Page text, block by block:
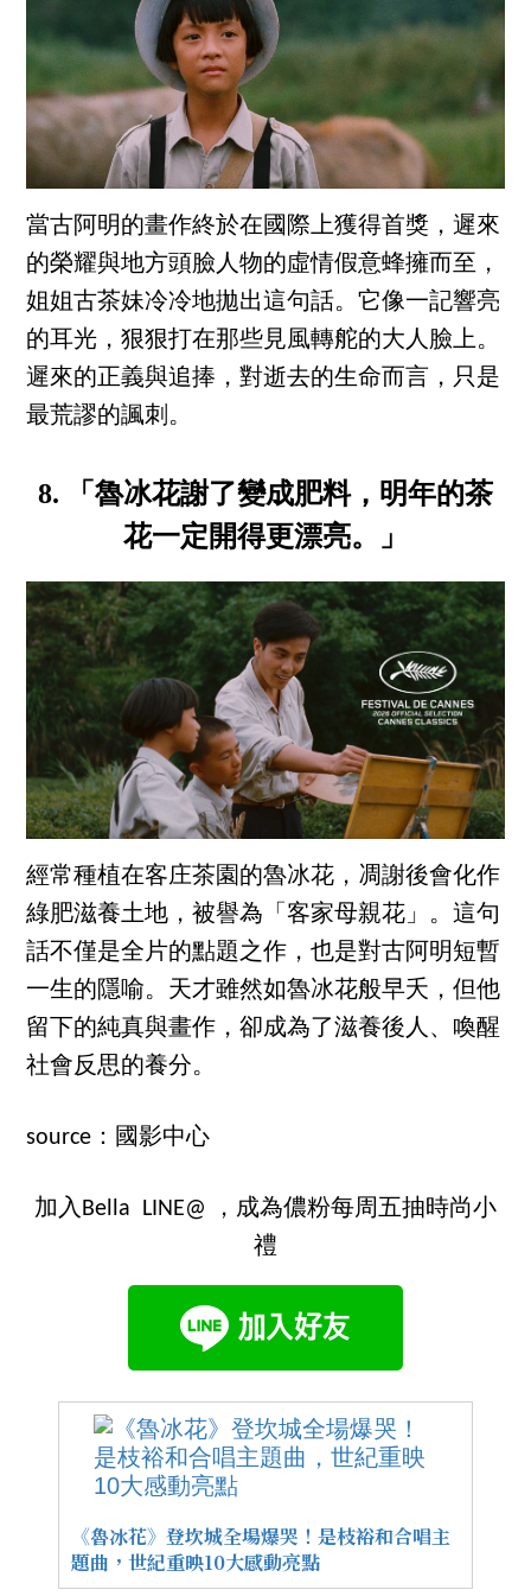
當古阿明的畫作終於在國際上獲得首獎，遲來
的榮耀與地方頭臉人物的虛情假意蜂擁而至，
姐姐古茶妹冷冷地拋出這句話。它像一記響亮
的耳光，狠狠打在那些見風轉舵的大人臉上。
遲來的正義與追捧，對逝去的生命而言，只是
最荒謬的諷刺。
8. 「魯冰花謝了變成肥料，明年的茶
花一定開得更漂亮。」
經常種植在客庄茶園的魯冰花，凋謝後會化作
綠肥滋養土地，被譽為「客家母親花」。這句
話不僅是全片的點題之作，也是對古阿明短暫
一生的隱喻。天才雖然如魯冰花般早夭，但他
留下的純真與畫作，卻成為了滋養後人、喚醒
社會反思的養分。
source：國影中心
加入Bella LINE@ ，成為儂粉每周五抽時尚小
禮
《魯冰花》登坎城全場爆哭！是枝裕和合唱主
題曲，世紀重映10大感動亮點